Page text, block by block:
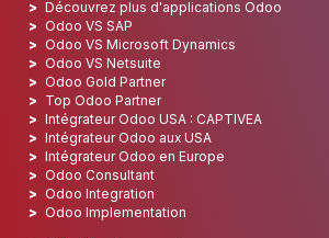
Découvrez plus d'applications Odoo
Odoo VS SAP
Odoo VS Microsoft Dynamics
Odoo VS Netsuite
Odoo Gold Partner
Top Odoo Partner
Intégrateur Odoo USA : CAPTIVEA
Intégrateur Odoo aux USA
Intégrateur Odoo en Europe
Odoo Consultant
Odoo Integration
Odoo Implementation